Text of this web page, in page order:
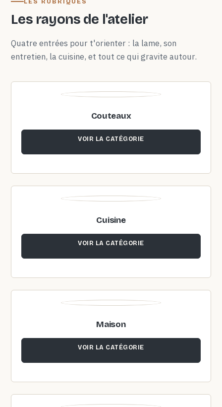
Les rayons de l'atelier
Quatre entrées pour t'orienter : la lame, son
entretien, la cuisine, et tout ce qui gravite autour.
Couteaux
VOIR LA CATÉGORIE
Cuisine
VOIR LA CATÉGORIE
Maison
VOIR LA CATÉGORIE